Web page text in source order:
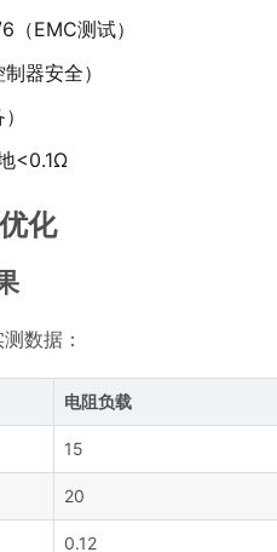
EMC测试）
器安全）
<0.1Ω
化
数据：
电阻负载
15
20
0.12